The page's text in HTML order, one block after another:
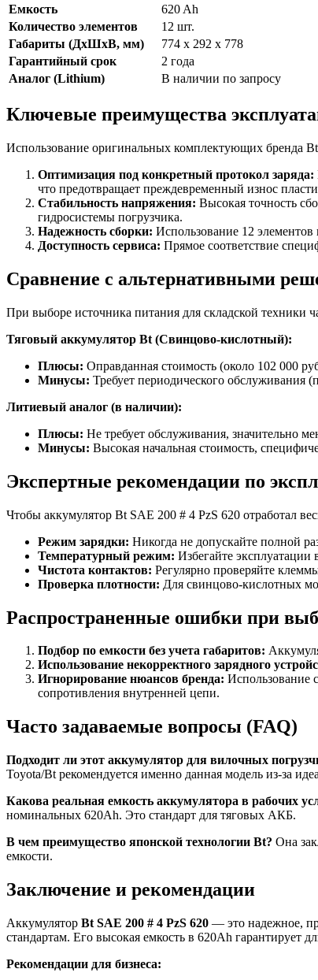
Емкость
620 Ah
Количество элементов
12 шт.
Габариты (ДхШхВ, мм)
774 x 292 x 778
Гарантийный срок
2 года
Аналог (Lithium)
В наличии по запросу
Ключевые преимущества
Использование оригинальных комплектующих бренда
Оптимизация под конкретный протокол заряда:
что предотвращает преждевременный износ
Стабильность напряжения: Высокая точность
гидросистемы погрузчика.
Надежность сборки: Использование 12
Доступность сервиса: Прямое соответствие
Сравнение с альтернативными
При выборе источника питания для складской техники
Тяговый аккумулятор Bt (Свинцово-кислотный):
Плюсы: Оправданная стоимость (около 102 000
Минусы: Требует периодического обслуживания
Литиевый аналог (в наличии):
Плюсы: Не требует обслуживания, значительно
Минусы: Высокая начальная стоимость,
Экспертные рекомендации по
Чтобы аккумулятор Bt SAE 200 # 4 PzS 620 отработал
Режим зарядки: Никогда не допускайте полной
Температурный режим: Избегайте эксплуатации
Чистота контактов: Регулярно проверяйте
Проверка плотности: Для свинцово-кислотных
Распространенные ошибки при
Подбор по емкости без учета габаритов:
Использование некорректного зарядного
Игнорирование нюансов бренда: Использование
сопротивления внутренней цепи.
Часто задаваемые вопросы (FAQ)
Подходит ли этот аккумулятор для вилочных
Toyota/Bt рекомендуется именно данная модель из-за
Какова реальная емкость аккумулятора в рабочих
номинальных 620Ah. Это стандарт для тяговых АКБ.
В чем преимущество японской технологии Bt? Она
емкости.
Заключение и рекомендации
Аккумулятор Bt SAE 200 # 4 PzS 620 — это надежное,
стандартам. Его высокая емкость в 620Ah гарантирует
Рекомендации для бизнеса: